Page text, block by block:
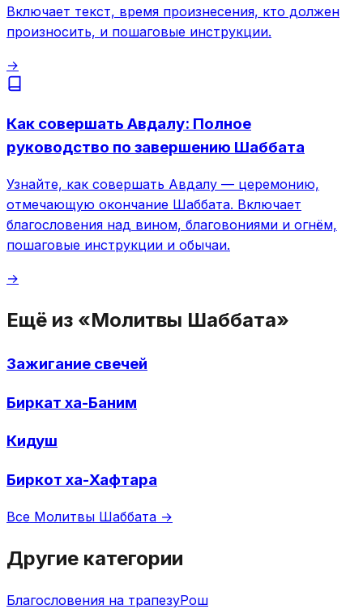
Включает текст, время произнесения, кто должен
произносить, и пошаговые инструкции.
→
Как совершать Авдалу: Полное
руководство по завершению Шаббата
Узнайте, как совершать Авдалу — церемонию,
отмечающую окончание Шаббата. Включает
благословения над вином, благовониями и огнём,
пошаговые инструкции и обычаи.
→
Ещё из «Молитвы Шаббата»
Зажигание свечей
Биркат ха-Баним
Кидуш
Биркот ха-Хафтара
Все Молитвы Шаббата →
Другие категории
Благословения на трапезуРош